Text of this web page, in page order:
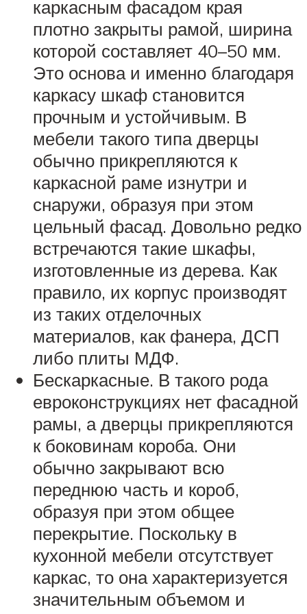
каркасным фасадом края
плотно закрыты рамой, ширина
которой составляет 40–50 мм.
Это основа и именно благодаря
каркасу шкаф становится
прочным и устойчивым. В
мебели такого типа дверцы
обычно прикрепляются к
каркасной раме изнутри и
снаружи, образуя при этом
цельный фасад. Довольно редко
встречаются такие шкафы,
изготовленные из дерева. Как
правило, их корпус производят
из таких отделочных
материалов, как фанера, ДСП
либо плиты МДФ.
Бескаркасные. В такого рода
евроконструкциях нет фасадной
рамы, а дверцы прикрепляются
к боковинам короба. Они
обычно закрывают всю
переднюю часть и короб,
образуя при этом общее
перекрытие. Поскольку в
кухонной мебели отсутствует
каркас, то она характеризуется
значительным объемом и